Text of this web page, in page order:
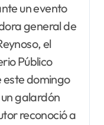
un evento
general de
el
Público
este domingo
galardón
reconoció a